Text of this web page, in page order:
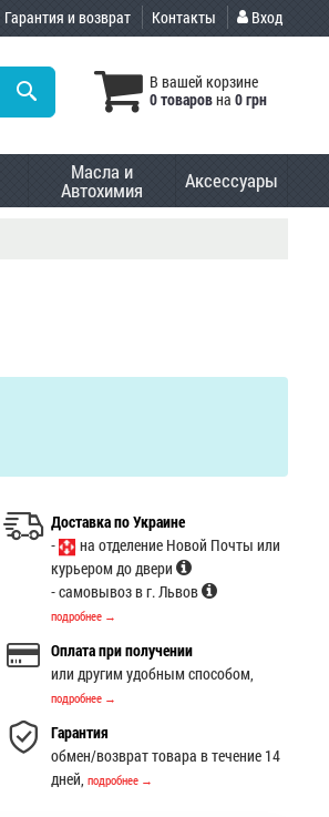
Гарантия и возврат Контакты Вход
В вашей корзине
0 товаровна 0 грн
Масла и
Автохимия Аксессуары
Доставка по Украине
-
на отделение Новой Почты или
курьером до двери
- самовывоз в г. Львов
подробнее →
Оплата при получении
или другим удобным способом,
подробнее →
Гарантия
обмен/возврат товара в течение 14
дней,подробнее →